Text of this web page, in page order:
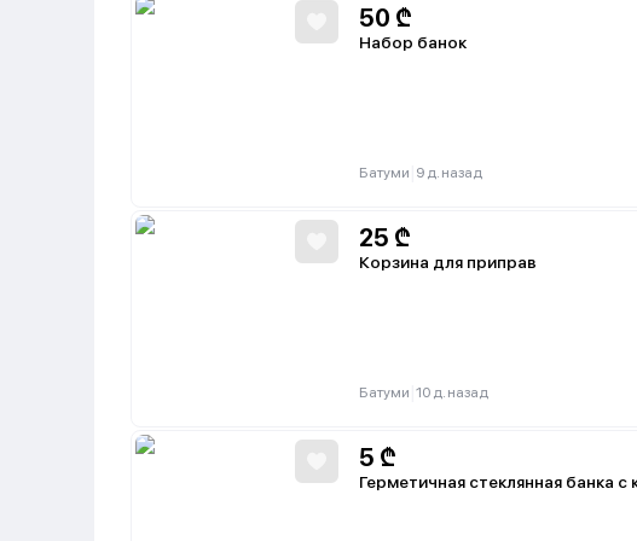
50 ₾
Набор банок
Батуми 9 д. назад
25 ₾
Корзина для приправ
Батуми 10 д. назад
5 ₾
Герметичная стеклянная банка с